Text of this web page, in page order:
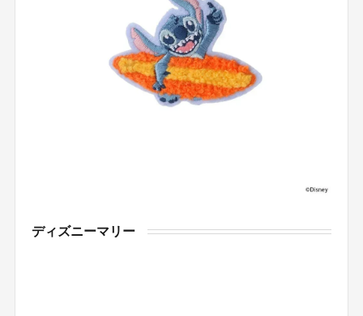
ディズニーマリー